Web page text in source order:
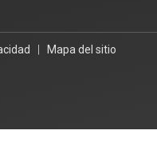
Mapa del sitio